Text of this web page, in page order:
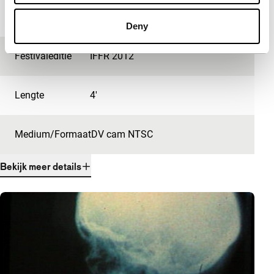
Deny
Festivaleditie IFFR 2012
Lengte 4'
Medium/FormaatDV cam NTSC
Bekijk meer details